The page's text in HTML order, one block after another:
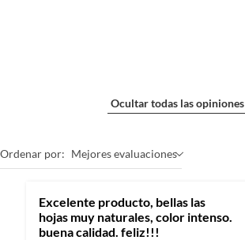
Ocultar todas las opiniones
Ordenar por: Mejores evaluaciones
Excelente producto, bellas las
hojas muy naturales, color intenso.
buena calidad. feliz!!!